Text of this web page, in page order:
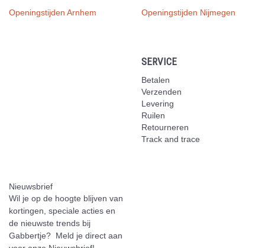
Openingstijden Arnhem Openingstijden Nijmegen
SERVICE
Betalen
Verzenden
Levering
Ruilen
Retourneren
Track and trace
Nieuwsbrief
Wil je op de hoogte blijven van
kortingen, speciale acties en
de nieuwste trends bij
Gabbertje? Meld je direct aan